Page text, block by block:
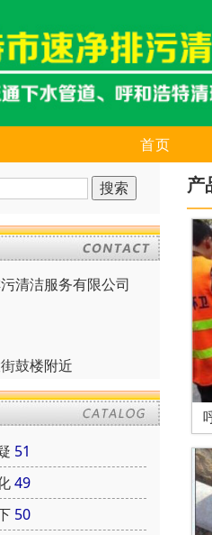
首页
清洁服务有限公司
鼓楼附近
51
49
50
产